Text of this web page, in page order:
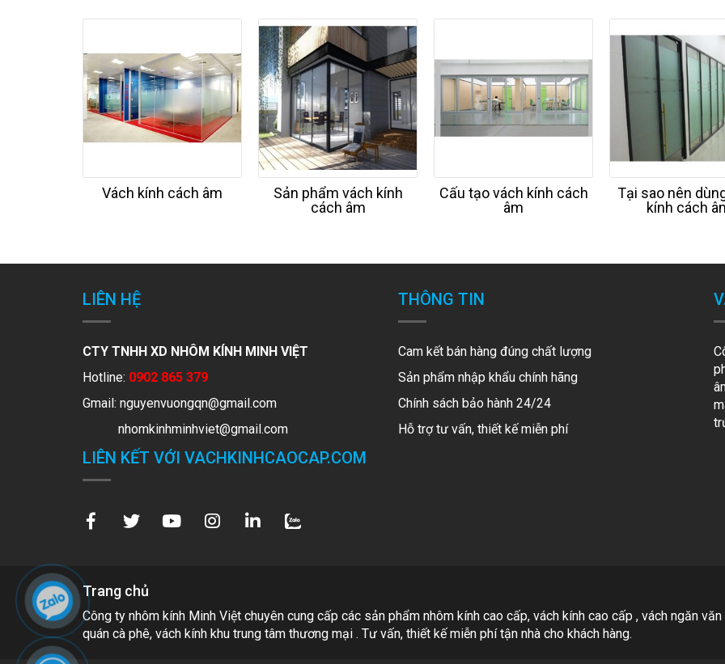
Vách kính cách âm
Sản phẩm vách kính
cách âm
Cấu tạo vách kính cách
âm
Tại sao nên
kính cách
Trang chủ
Công ty nhôm kính Minh Việt chuyên cung cấp các sản phẩm nhôm kính cao cấp, vách kính cao cấp , vách ngăn
quán cà phê, vách kính khu trung tâm thương mại . Tư vấn, thiết kế miễn phí tận nhà cho khách hàng.
LIÊN HỆ
CTY TNHH XD NHÔM KÍNH MINH VIỆT
Hotline: 0902 865 379
Gmail: nguyenvuongqn@gmail.com
nhomkinhminhviet@gmail.com
THÔNG TIN
Cam kết bán hàng đúng chất lượng
Sản phẩm nhập khẩu chính hãng
Chính sách bảo hành 24/24
Hỗ trợ tư vấn, thiết kế miễn phí
LIÊN KẾT VỚI VACHKINHCAOCAP.COM